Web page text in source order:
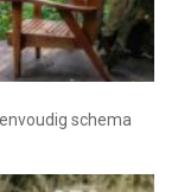
schema